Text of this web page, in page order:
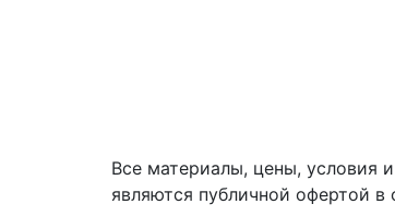
Все материалы, цены, условия
являются публичной офертой